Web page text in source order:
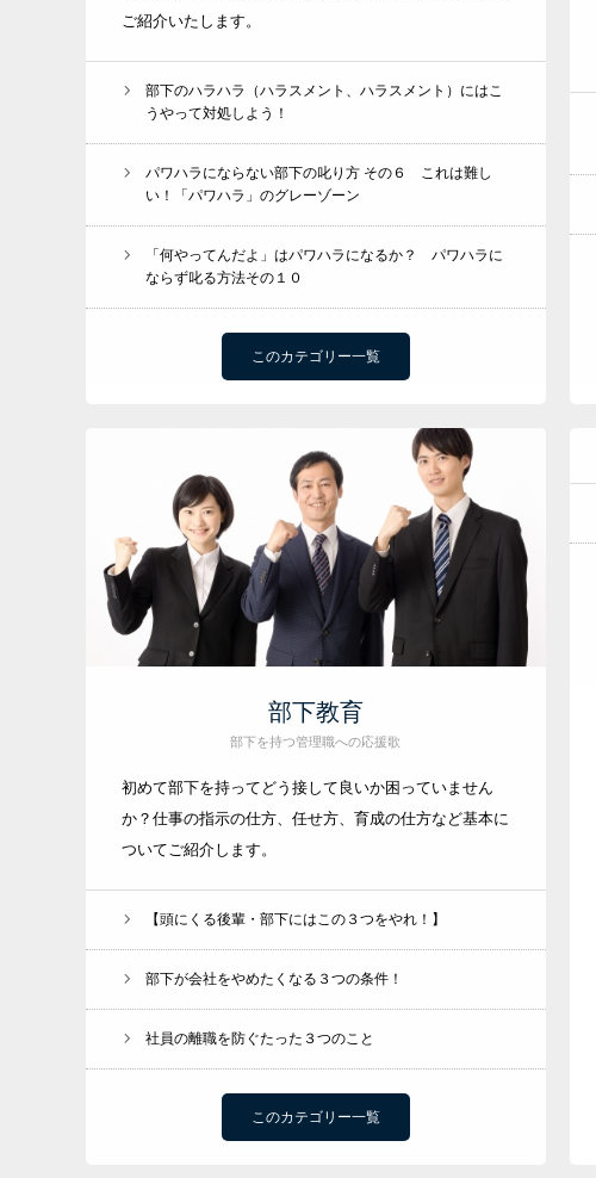
ご紹介いたします。
部下のハラハラ（ハラスメント、ハラスメント）にはこ
うやって対処しよう！
パワハラにならない部下の叱り方 その６ これは難し
い！「パワハラ」のグレーゾーン
「何やってんだよ」はパワハラになるか？ パワハラに
ならず叱る方法その１０
このカテゴリー一覧
部下教育
部下を持つ管理職への応援歌
初めて部下を持ってどう接して良いか困っていません
か？仕事の指示の仕方、任せ方、育成の仕方など基本に
ついてご紹介します。
【頭にくる後輩・部下にはこの３つをやれ！】
部下が会社をやめたくなる３つの条件！
社員の離職を防ぐたった３つのこと
このカテゴリー一覧